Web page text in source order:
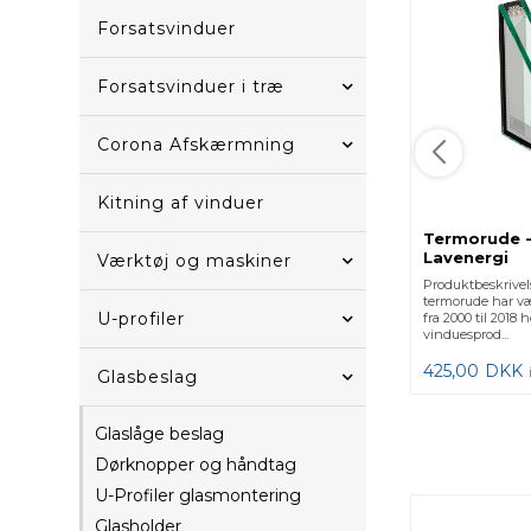
Forsatsvinduer
Forsatsvinduer i træ
Corona Afskærmning
Kitning af vinduer
Værktøj og maskiner
U-profiler
Glasbeslag
Glaslåge beslag
Dørknopper og håndtag
U-Profiler glasmontering
Glasholder
Termorude
Lavenergi
termorude har
fra 2000 til 2018
vinduesprod...
425,00 DKK